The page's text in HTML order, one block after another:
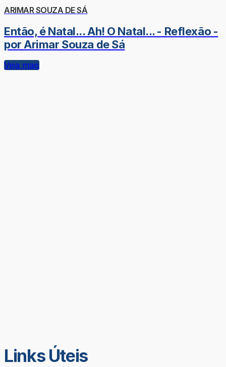
ARIMAR SOUZA DE SÁ
Então, é Natal... Ah! O Natal... - Reflexão -
por Arimar Souza de Sá
Veja mais
Links Úteis